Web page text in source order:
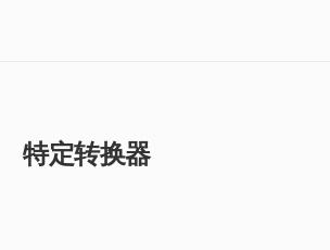
特定转换器